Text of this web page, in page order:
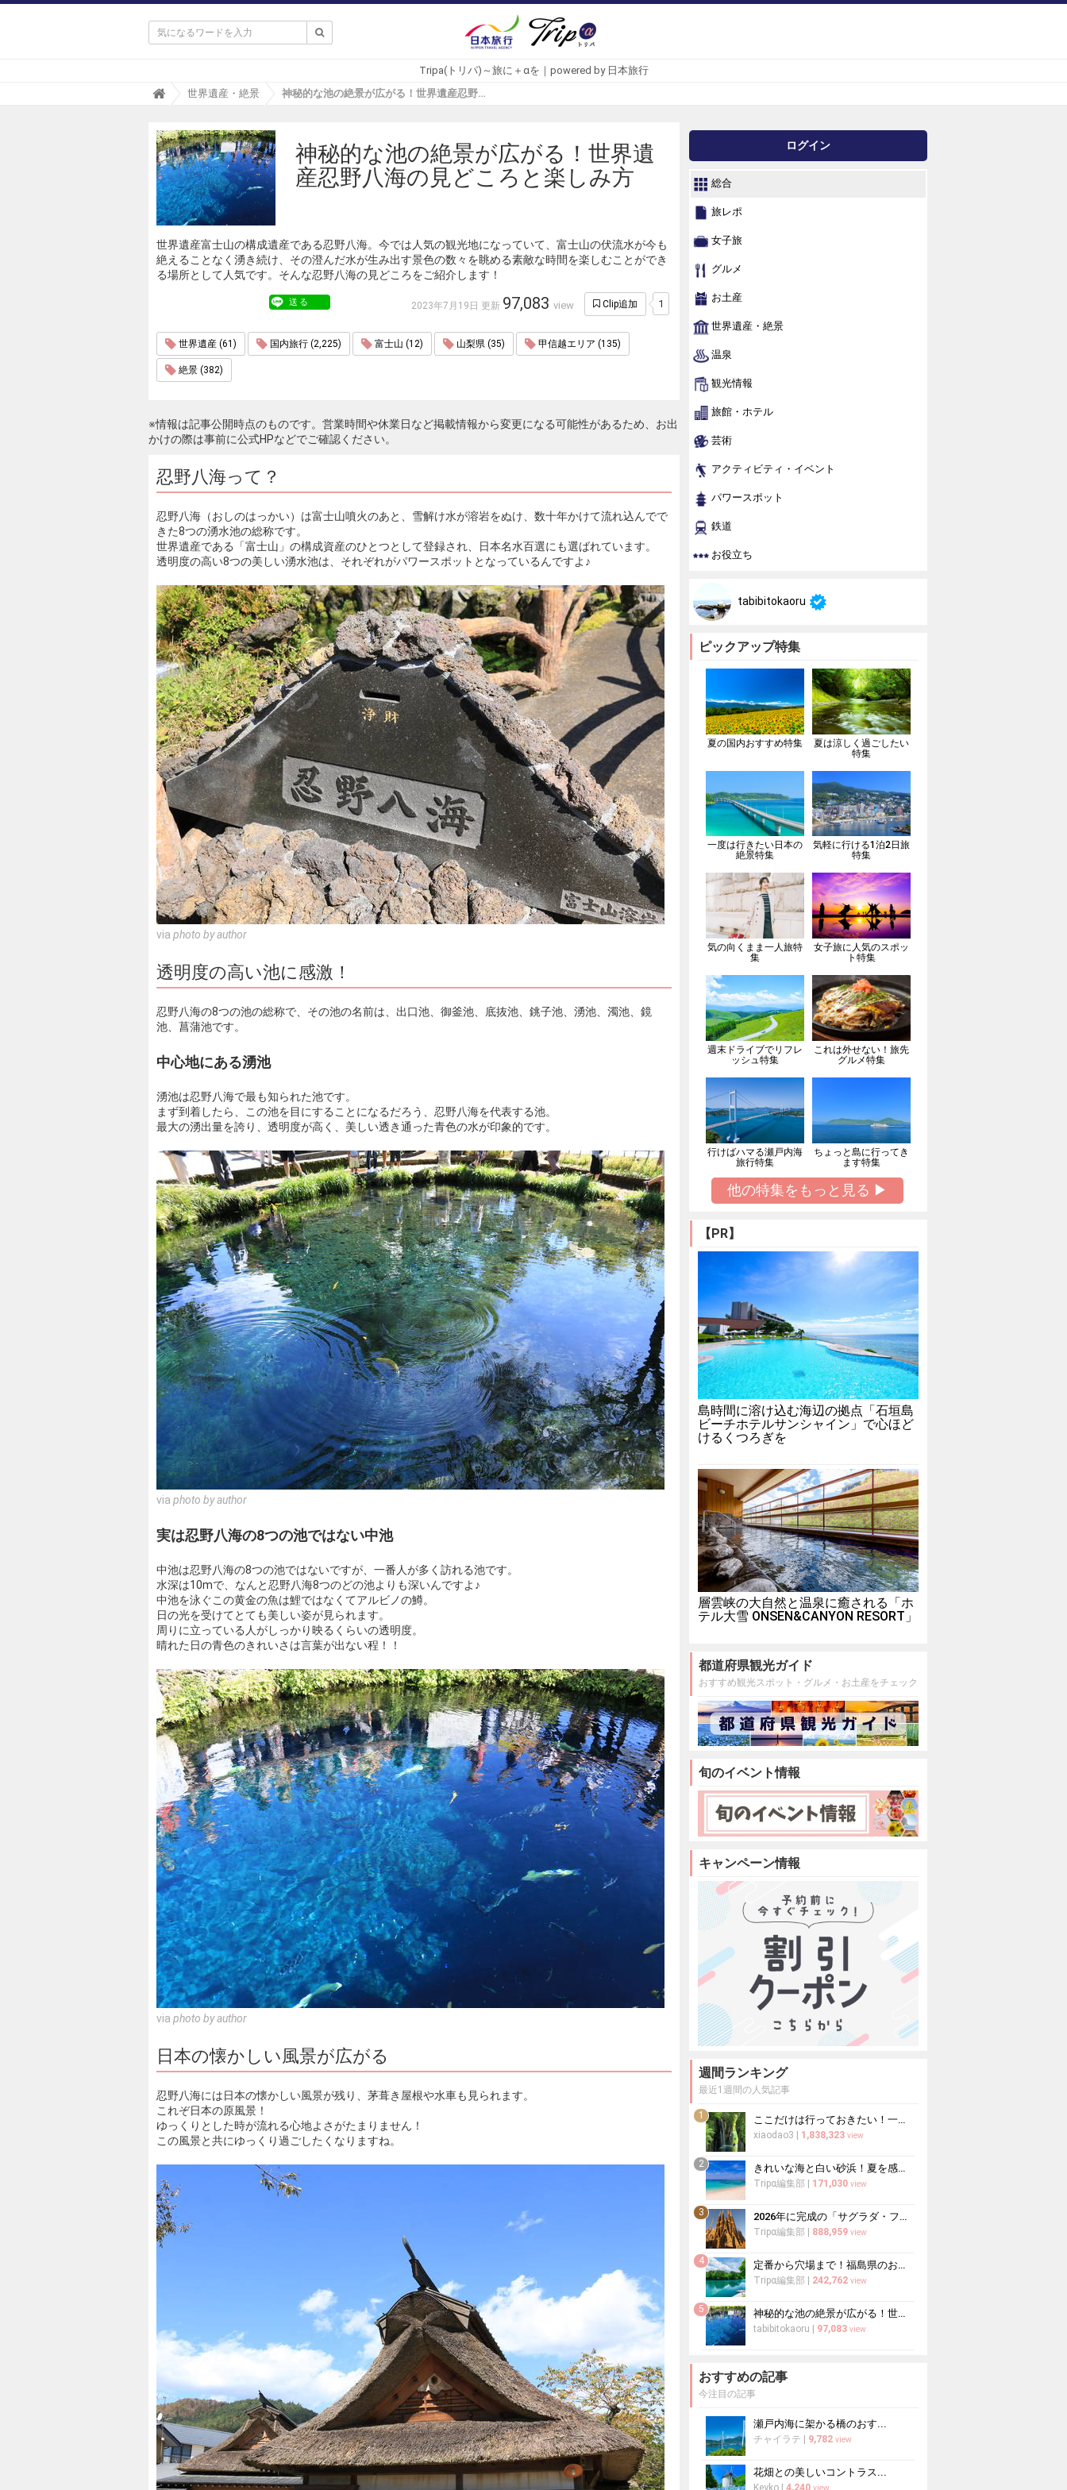
Tripa(トリパ)～旅に＋αを｜powered by 日本旅行
T
p
a
(
ト
リ
パ
)
世界遺産・絶景 神秘的な池の絶景が広がる！世界遺産忍野八海の見どころと楽しみ方 - Tripa(トリパ)
神秘的な池の絶景が広がる！世界遺
産忍野八海の見どころと楽しみ方
世界遺産富士山の構成遺産である忍野八海。今では人気の観光地になっていて、富士山の伏流水が今も
絶えることなく湧き続け、その澄んだ水が生み出す景色の数々を眺める素敵な時間を楽しむことができ
る場所として人気です。そんな忍野八海の見どころをご紹介します！
送る 2023年7月19日 更新 97,083view Clip追加 1
世界遺産 (61) 国内旅行 (2,225) 富士山 (12) 山梨県 (35) 甲信越エリア (135)
絶景 (382)
※情報は記事公開時点のものです。営業時間や休業日など掲載情報から変更になる可能性があるため、お出
かけの際は事前に公式HPなどでご確認ください。
忍野八海って？
忍野八海（おしのはっかい）は富士山噴火のあと、雪解け水が溶岩をぬけ、数十年かけて流れ込んでで
きた8つの湧水池の総称です。
世界遺産である「富士山」の構成資産のひとつとして登録され、日本名水百選にも選ばれています。
透明度の高い8つの美しい湧水池は、それぞれがパワースポットとなっているんですよ♪
via photo by author
透明度の高い池に感激！
忍野八海の8つの池の総称で、その池の名前は、出口池、御釜池、底抜池、銚子池、湧池、濁池、鏡
池、菖蒲池です。
中心地にある湧池
湧池は忍野八海で最も知られた池です。
まず到着したら、この池を目にすることになるだろう、忍野八海を代表する池。
最大の湧出量を誇り、透明度が高く、美しい透き通った青色の水が印象的です。
via photo by author
実は忍野八海の8つの池ではない中池
中池は忍野八海の8つの池ではないですが、一番人が多く訪れる池です。
水深は10mで、なんと忍野八海8つのどの池よりも深いんですよ♪
中池を泳ぐこの黄金の魚は鯉ではなくてアルビノの鱒。
日の光を受けてとても美しい姿が見られます。
周りに立っている人がしっかり映るくらいの透明度。
晴れた日の青色のきれいさは言葉が出ない程！！
via photo by author
日本の懐かしい風景が広がる
忍野八海には日本の懐かしい風景が残り、茅葺き屋根や水車も見られます。
これぞ日本の原風景！
ゆっくりとした時が流れる心地よさがたまりません！
この風景と共にゆっくり過ごしたくなりますね。
ログイン
総合
旅レポ
女子旅
グルメ
お土産
世界遺産・絶景
温泉
観光情報
旅館・ホテル
芸術
アクティビティ・イベント
パワースポット
鉄道
お役立ち
tabibitokaoru
ピックアップ特集
夏の国内おすすめ特集
夏は涼しく過ごしたい
特集
一度は行きたい日本の
絶景特集
気軽に行ける1泊2日旅
特集
気の向くまま一人旅特
集
女子旅に人気のスポッ
ト特集
週末ドライブでリフレ
ッシュ特集
これは外せない！旅先
グルメ特集
行けばハマる瀬戸内海
旅行特集
ちょっと島に行ってき
ます特集
他の特集をもっと見る ▶
【PR】
島時間に溶け込む海辺の拠点「石垣島
ビーチホテルサンシャイン」で心ほど
けるくつろぎを
層雲峡の大自然と温泉に癒される「ホ
テル大雪 ONSEN&CANYON RESORT」
都道府県観光ガイド
おすすめ観光スポット・グルメ・お土産をチェック
旬のイベント情報
キャンペーン情報
週間ランキング
最近1週間の人気記事
1 ここだけは行っておきたい！一度は見る価値がある日本の絶景20選
xiaodao3 1,838,323 view
2 きれいな海と白い砂浜！夏を感じる日本全国の絶景ビーチ20選
Tripα編集部 171,030 view
3 2026年に完成の「サグラダ・ファミリア」がすごすぎる！驚異的な工期短縮はなぜ？
Tripα編集部 888,959 view
4 定番から穴場まで！福島県のおすすめ観光スポット30選
Tripα編集部 242,762 view
5 神秘的な池の絶景が広がる！世界遺産忍野八海の見どころと楽しみ方
tabibitokaoru 97,083 view
おすすめの記事
今注目の記事
瀬戸内海に架かる橋のおす...
チャイラテ 9,782 view
花畑との美しいコントラス...
view